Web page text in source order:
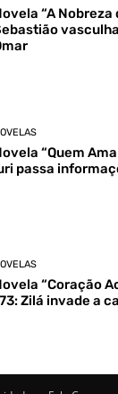
“A Nobreza
“Quem
passa
“Coração
Zilá invade a